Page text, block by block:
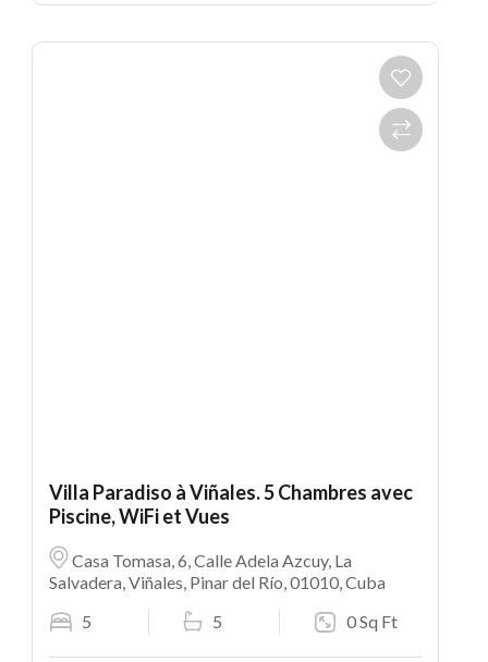
Villa Paradiso à Viñales. 5 Chambres avec
Piscine, WiFi et Vues
Casa Tomasa, 6, Calle Adela Azcuy, La
Salvadera, Viñales, Pinar del Río, 01010, Cuba
5
5 0 Sq Ft